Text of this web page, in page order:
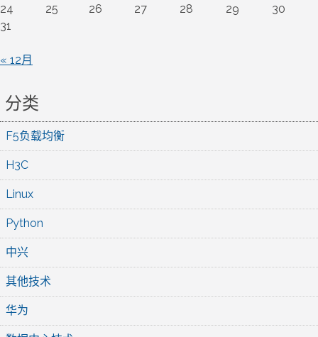
24
25 26 27 28 29
30
31
« 12月
分类
F5负载均衡
H3C
Linux
Python
中兴
其他技术
华为